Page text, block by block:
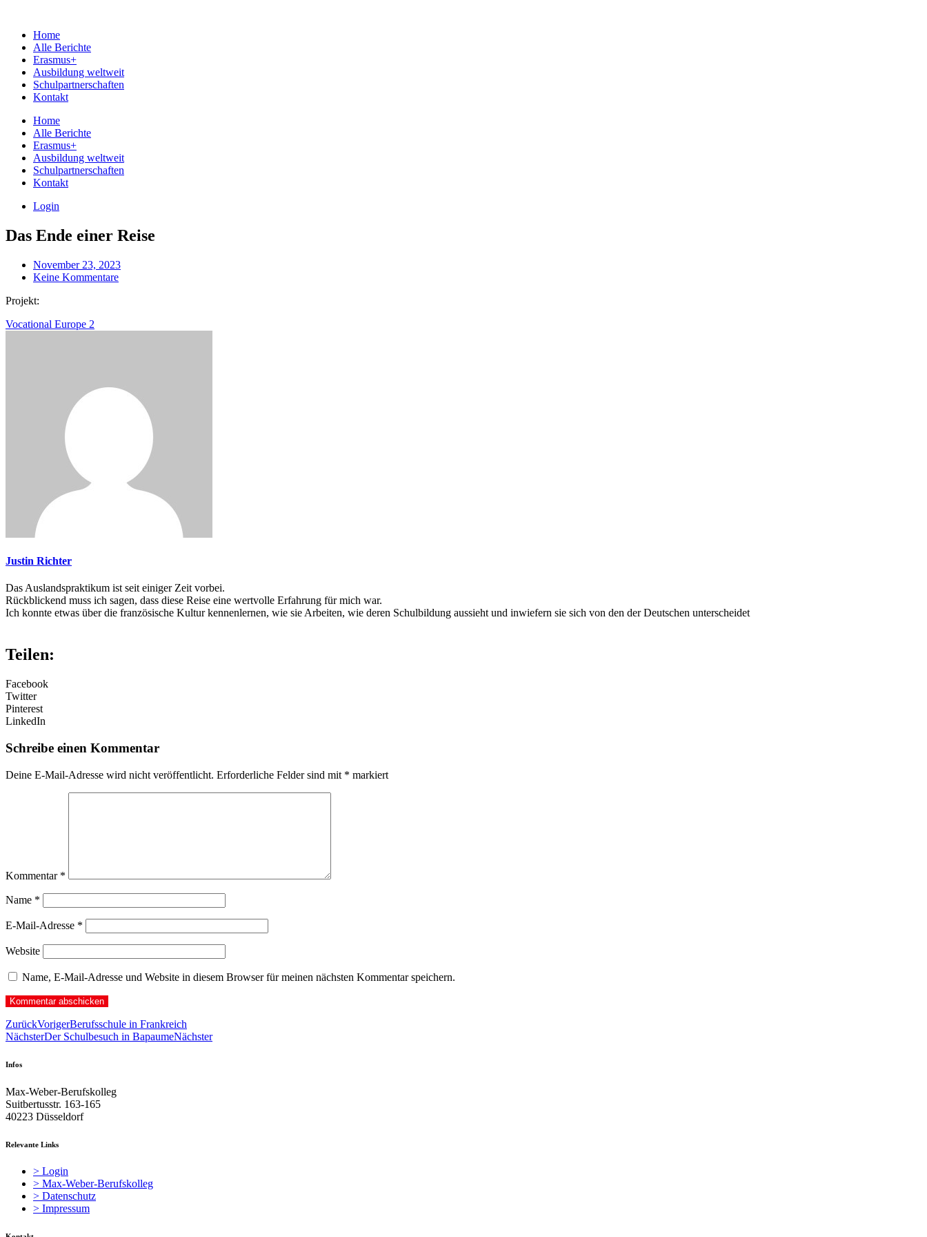
Home
Alle Berichte
Erasmus+
Ausbildung weltweit
Schulpartnerschaften
Kontakt
Home
Alle Berichte
Erasmus+
Ausbildung weltweit
Schulpartnerschaften
Kontakt
Login
Das Ende einer Reise
November 23, 2023
Keine Kommentare
Projekt:
Vocational Europe 2
Justin Richter
Das Auslandspraktikum ist seit einiger Zeit vorbei.
Rückblickend muss ich sagen, dass diese Reise eine wertvolle Erfahrung für mich war.
Ich konnte etwas über die französische Kultur kennenlernen, wie sie Arbeiten, wie deren Schulbildung aussieht und inwiefern sie sich von den der Deutschen unterscheidet
Teilen:
Facebook
Twitter
Pinterest
LinkedIn
Schreibe einen Kommentar
Deine E-Mail-Adresse wird nicht veröffentlicht. Erforderliche Felder sind mit * markiert
Kommentar *
Name *
E-Mail-Adresse *
Website
Name, E-Mail-Adresse und Website in diesem Browser für meinen nächsten Kommentar speichern.
ZurückVorigerBerufsschule in Frankreich
NächsterDer Schulbesuch in BapaumeNächster
Infos
Max-Weber-Berufskolleg
Suitbertusstr. 163-165
40223 Düsseldorf
Relevante Links
> Login
> Max-Weber-Berufskolleg
> Datenschutz
> Impressum